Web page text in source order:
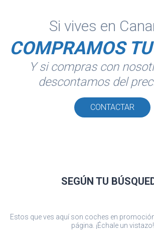
Si vives en
COMPRAMOS
Y si compras con
descontamos del
CONTACTAR
SEGÚN TU
Estos que ves aquí son coches en
página. ¡Échale un vistazo!